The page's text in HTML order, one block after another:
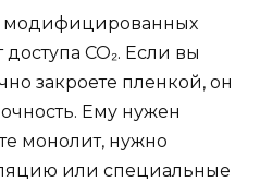
модифицированных
доступа CO₂. Если вы
закроете пленкой, он
Ему нужен
монолит, нужно
или специальные